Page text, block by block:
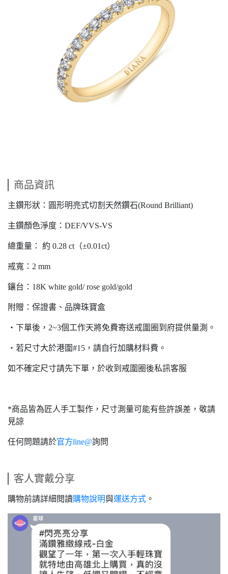
商品資訊
主鑽形狀：圓形明亮式切割天然鑽石(Round Brilliant)
主鑽顏色淨度：DEF/VVS-VS
總重量： 約 0.28 ct（±0.01ct）
戒寬：2 mm
鑲台：18K white gold/ rose gold/gold
附贈：保證書、品牌珠寶盒
・下單後，2~3個工作天將免費寄送戒圍圈到府提供量測。
・若尺寸大於港圍#15，請自行加購材料費。
如不確定尺寸請先下單，於收到戒圍圈後私訊客服
*商品皆為匠人手工製作，尺寸測量可能有些許誤差，敬請
見諒
任何問題請於官方line@詢問
客人實戴分享
購物前請詳細閱讀購物說明與運送方式 。